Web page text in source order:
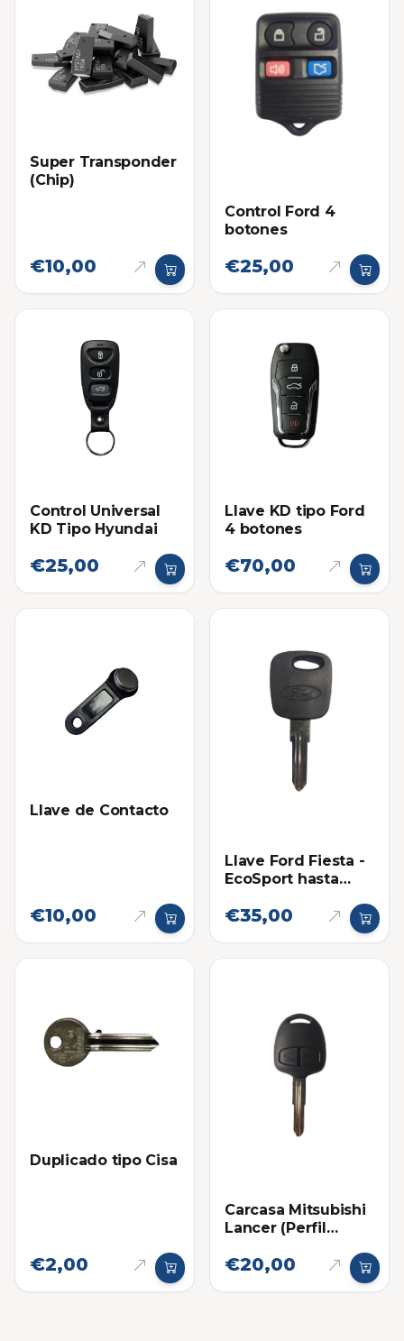
Super Transponder
(Chip)
€10,00
Control Ford 4
botones
€25,00
Control Universal
KD Tipo Hyundai
€25,00
Llave KD tipo Ford
4 botones
€70,00
Llave de Contacto
€10,00
Llave Ford Fiesta -
EcoSport hasta
€35,00
Duplicado tipo Cisa
€2,00
Carcasa Mitsubishi
Lancer (Perfil
€20,00